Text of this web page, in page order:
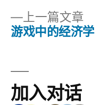
导
上一篇文章
一
游戏中的经济学
加入对话